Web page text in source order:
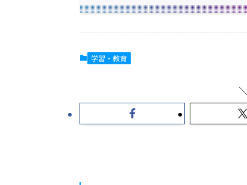
学習・教育